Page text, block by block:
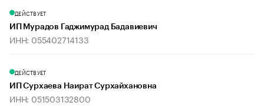
ДЕЙСТВУЕТ
ИП Мурадов Гаджимурад Бадавиевич
ИНН: 055402714133
ДЕЙСТВУЕТ
ИП Сурхаева Наират Сурхайхановна
ИНН: 051503132800